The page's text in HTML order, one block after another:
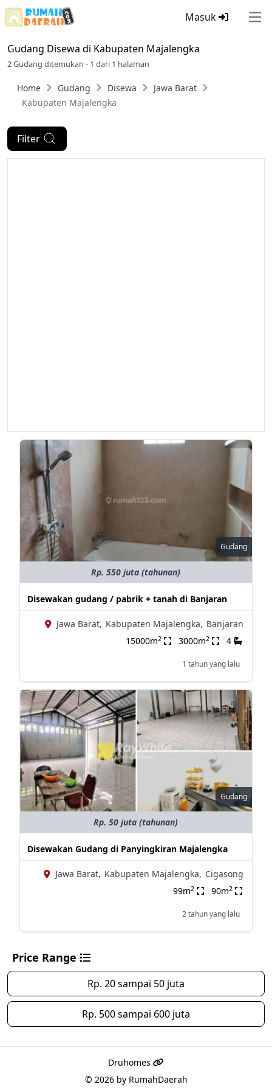
Masuk
Gudang Disewa di Kabupaten Majalengka
2 Gudang ditemukan - 1 dari 1 halaman
Home Gudang Disewa
Jawa Barat
Kabupaten Majalengka
Filter
Gudang
Rp. 550 juta (tahunan)
Disewakan gudang / pabrik + tanah di Banjaran
Jawa Barat, Kabupaten Majalengka, Banjaran
15000m2 3000m2 4
1 tahun yang lalu
Gudang
Rp. 50 juta (tahunan)
Disewakan Gudang di Panyingkiran Majalengka
Jawa Barat, Kabupaten Majalengka, Cigasong
99m2 90m2
2 tahun yang lalu
Price Range
Rp. 20 sampai 50 juta
Rp. 500 sampai 600 juta
Druhomes
© 2026 by RumahDaerah